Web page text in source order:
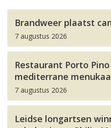
Brandweer plaatst
7 augustus 2026
Restaurant Porto
mediterrane
7 augustus 2026
Leidse longartsen